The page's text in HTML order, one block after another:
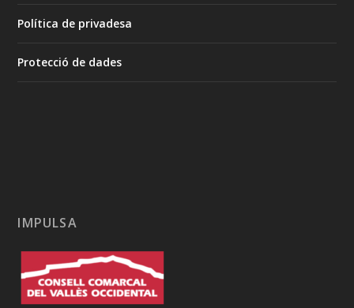
Política de privadesa
Protecció de dades
IMPULSA